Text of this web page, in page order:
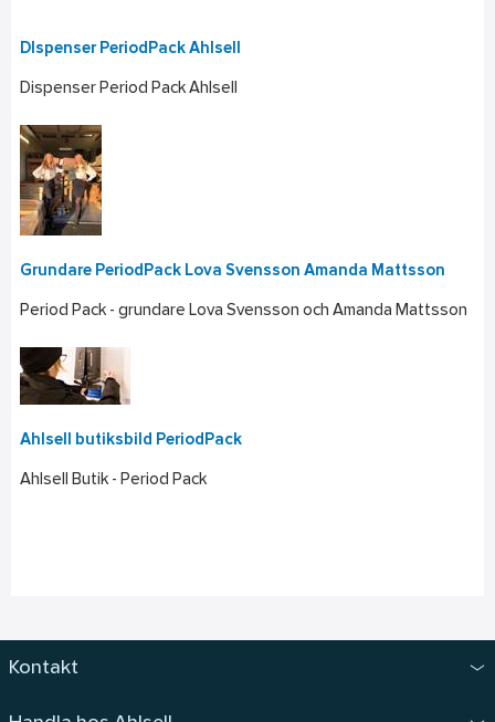
DIspenser PeriodPack Ahlsell
Dispenser Period Pack Ahlsell
Grundare PeriodPack Lova Svensson Amanda Mattsson
Period Pack - grundare Lova Svensson och Amanda Mattsson
Ahlsell butiksbild PeriodPack
Ahlsell Butik - Period Pack
Kontakt